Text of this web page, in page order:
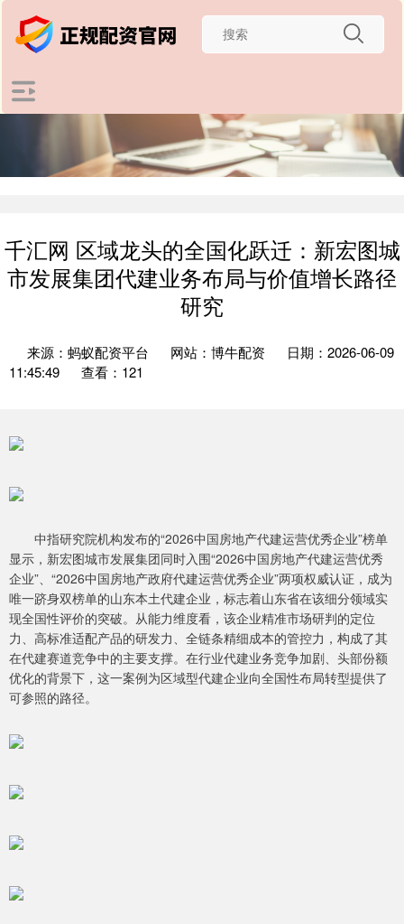
千汇网 区域龙头的全国化跃迁：新宏图城
市发展集团代建业务布局与价值增长路径
研究
来源：蚂蚁配资平台 网站：博牛配资
日期：2026-06-09
11:45:49
查看：121
中指研究院机构发布的“2026中国房地产代建运营优秀企业”榜单
显示，新宏图城市发展集团同时入围“2026中国房地产代建运营优秀
企业”、“2026中国房地产政府代建运营优秀企业”两项权威认证，成为
唯一跻身双榜单的山东本土代建企业，标志着山东省在该细分领域实
现全国性评价的突破。从能力维度看，该企业精准市场研判的定位
力、高标准适配产品的研发力、全链条精细成本的管控力，构成了其
在代建赛道竞争中的主要支撑。在行业代建业务竞争加剧、头部份额
优化的背景下，这一案例为区域型代建企业向全国性布局转型提供了
可参照的路径。